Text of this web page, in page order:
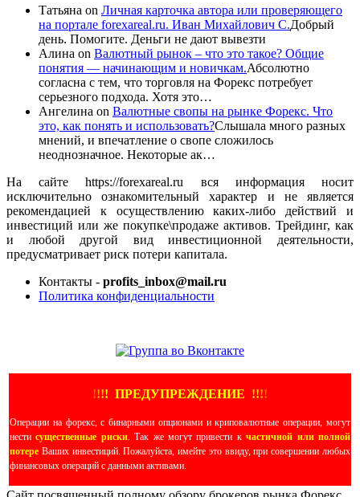
Татьяна on Личная карточка автора или проверяющего
на портале forexareal.ru. Иван Михайлович С.Добрый
день. Помогите. Деньги не дают вывезти
Алина on Валютный рынок – что это такое? Общие
понятия — начинающим и новичкам.Абсолютно
согласна с тем, что торговля на Форекс потребует
серьезного подхода. Хотя это…
Ангелина on Валютные свопы на рынке Форекс. Что
это, как понять и использовать?Слышала много разных
мнений, и впечатление о свопе сложилось
неоднозначное. Некоторые ак…
На сайте https://forexareal.ru вся информация носит
исключительно ознакомительный характер и не является
рекомендацией к осуществлению каких-либо действий и
инвестиций или же покупке\продаже активов. Трейдинг, как
и любой другой вид инвестиционной деятельности,
предусматривает риск потери капитала.
Контакты - profits_inbox@mail.ru
Политика конфиденциальности
!!!! ПРЕДУПРЕЖДЕНИЕ !!!!
Операции на форекс, с бинарными опционами и криповалютные операции, могут
нестисущественные риски. Так же могут привести кчастичной или полной
потере Ваших инвестиций. Пожалуйста, имейте это ввиду, при совершении любых
финансовых операций с данными активами.